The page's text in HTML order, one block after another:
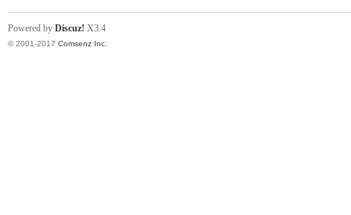
Powered by Discuz! X3.4
© 2001-2017 Comsenz Inc.